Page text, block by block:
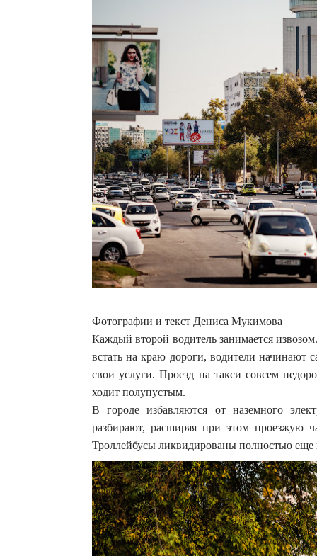
Фотографии и текст Дениса Мукимова
Каждый второй водитель занимается
встать на краю дороги, водители
свои услуги. Проезд на такси совсем
ходит полупустым.
В городе избавляются от наземного
разбирают, расширяя при этом проезжую
Троллейбусы ликвидированы полностью еще